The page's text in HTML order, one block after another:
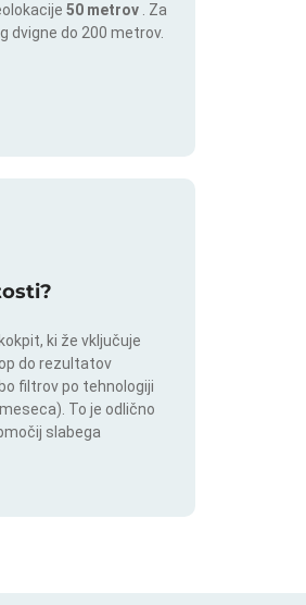
50 metrov
. Za
dvigne do 200 metrov.
ki že vključuje
do rezultatov
filtrov po tehnologiji
To je odlično
slabega